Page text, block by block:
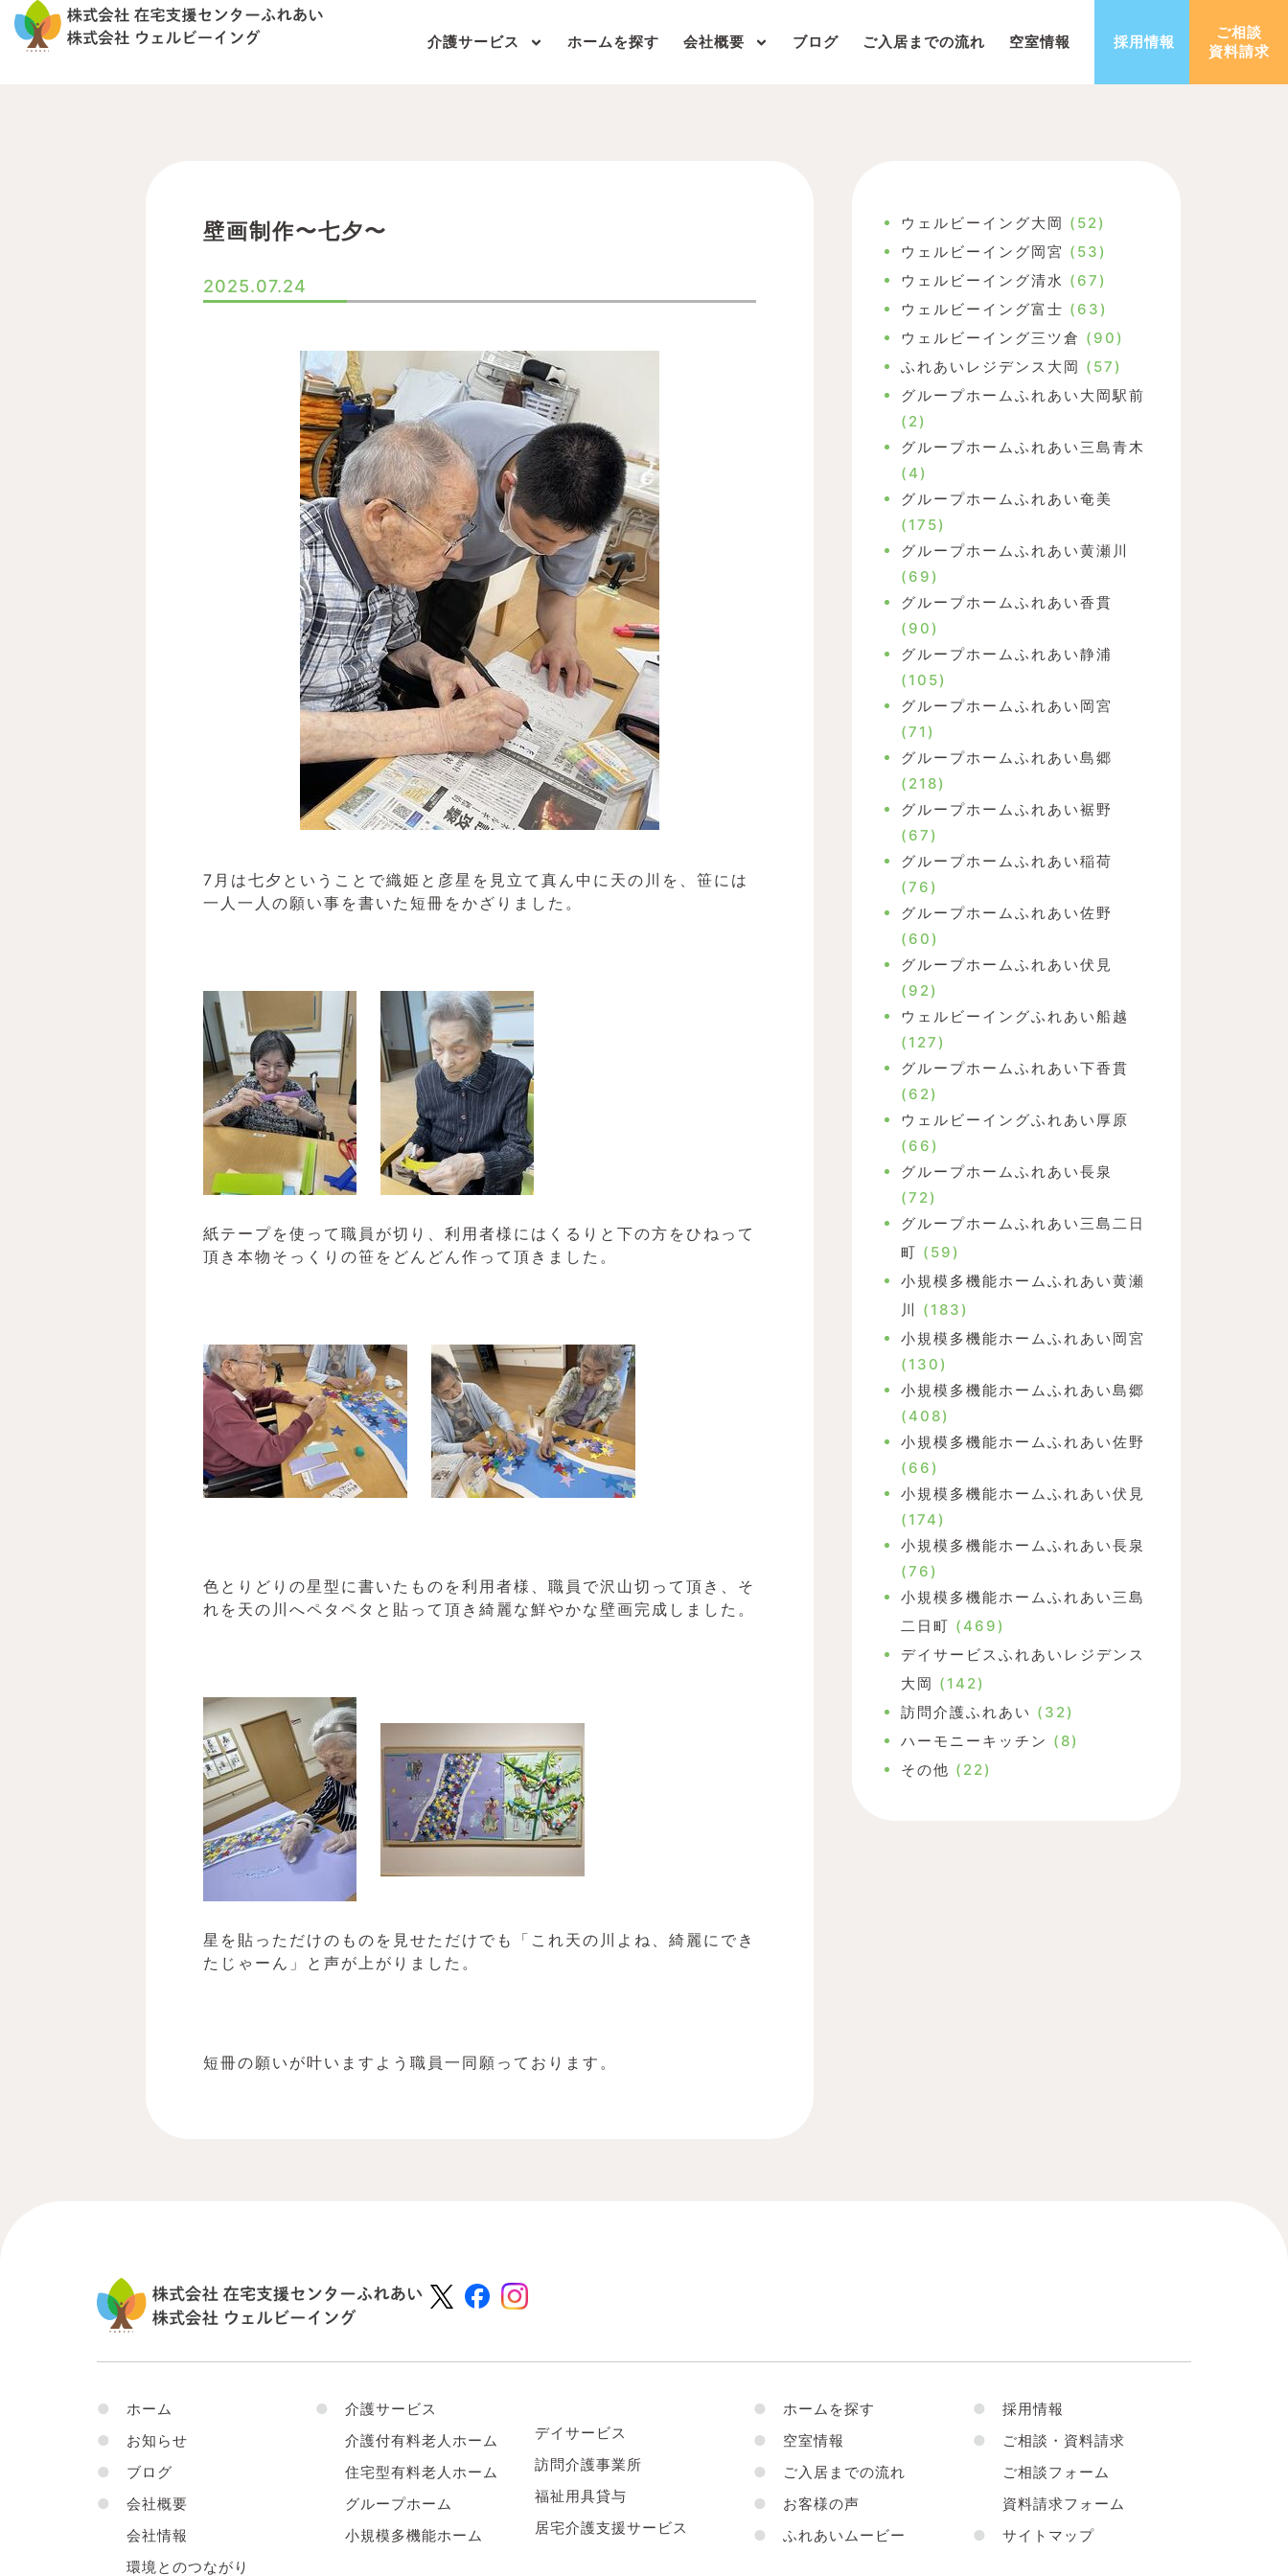
内
介護サービス ホームを探す 会社概要 ブログ ご入居までの流れ 空室情報 採用情報
ご相談
資料請求
壁画制作〜七夕〜
2025.07.24
7月は七夕ということで織姫と彦星を見立て真ん中に天の川を、笹には
一人一人の願い事を書いた短冊をかざりました。
紙テープを使って職員が切り、利用者様にはくるりと下の方をひねって
頂き本物そっくりの笹をどんどん作って頂きました。
色とりどりの星型に書いたものを利用者様、職員で沢山切って頂き、そ
れを天の川へペタペタと貼って頂き綺麗な鮮やかな壁画完成しました。
星を貼っただけのものを見せただけでも「これ天の川よね、綺麗にでき
たじゃーん」と声が上がりました。
短冊の願いが叶いますよう職員一同願っております。
ウェルビーイング大岡 (52)
ウェルビーイング岡宮 (53)
ウェルビーイング清水 (67)
ウェルビーイング富士 (63)
ウェルビーイング三ツ倉 (90)
ふれあいレジデンス大岡 (57)
グループホームふれあい大岡駅前
(2)
グループホームふれあい三島青木
(4)
グループホームふれあい奄美
(175)
グループホームふれあい黄瀬川
(69)
グループホームふれあい香貫
(90)
グループホームふれあい静浦
(105)
グループホームふれあい岡宮
(71)
グループホームふれあい島郷
(218)
グループホームふれあい裾野
(67)
グループホームふれあい稲荷
(76)
グループホームふれあい佐野
(60)
グループホームふれあい伏見
(92)
ウェルビーイングふれあい船越
(127)
グループホームふれあい下香貫
(62)
ウェルビーイングふれあい厚原
(66)
グループホームふれあい長泉
(72)
グループホームふれあい三島二日
町 (59)
小規模多機能ホームふれあい黄瀬
川 (183)
小規模多機能ホームふれあい岡宮
(130)
小規模多機能ホームふれあい島郷
(408)
小規模多機能ホームふれあい佐野
(66)
小規模多機能ホームふれあい伏見
(174)
小規模多機能ホームふれあい長泉
(76)
小規模多機能ホームふれあい三島
二日町 (469)
デイサービスふれあいレジデンス
大岡 (142)
訪問介護ふれあい (32)
ハーモニーキッチン (8)
その他 (22)
●
ホーム
●
お知らせ
●
ブログ
●
会社概要
会社情報
環境とのつながり
●
介護サービス
介護付有料老人ホーム
住宅型有料老人ホーム
グループホーム
小規模多機能ホーム
デイサービス
訪問介護事業所
福祉用具貸与
居宅介護支援サービス
●
ホームを探す
●
空室情報
●
ご入居までの流れ
●
お客様の声
●
ふれあいムービー
●
採用情報
●
ご相談・資料請求
ご相談フォーム
資料請求フォーム
●
サイトマップ